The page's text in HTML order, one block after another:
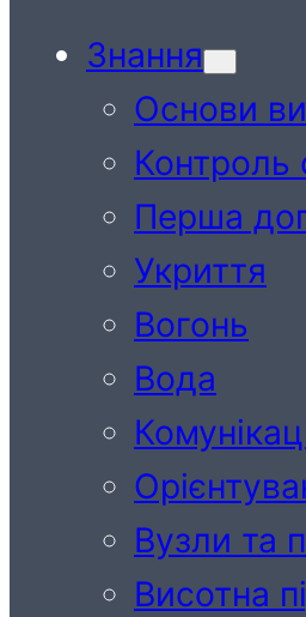
Знання
Основи
Контроль
Перша
Укриття
Вогонь
Вода
Вузли та
Висотна